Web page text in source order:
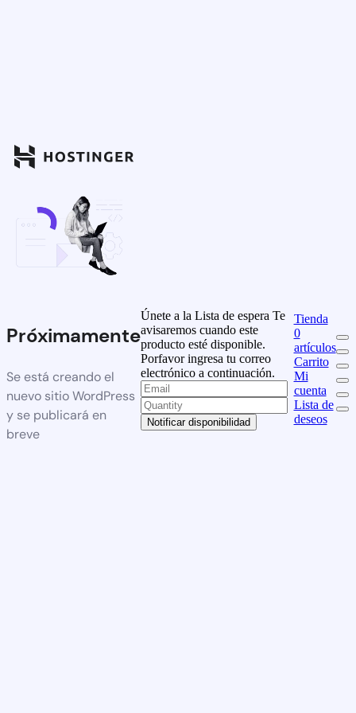
Próximamente
Se está creando el
nuevo sitio WordPress
y se publicará en
breve
Únete a la Lista de espera Te
avisaremos cuando este
producto esté disponible.
Porfavor ingresa tu correo
electrónico a continuación.
Notificar disponibilidad
Tienda
0
artículos
Carrito
Mi
cuenta
Lista de
deseos